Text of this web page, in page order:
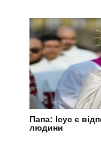
Папа: Ісус є
людини